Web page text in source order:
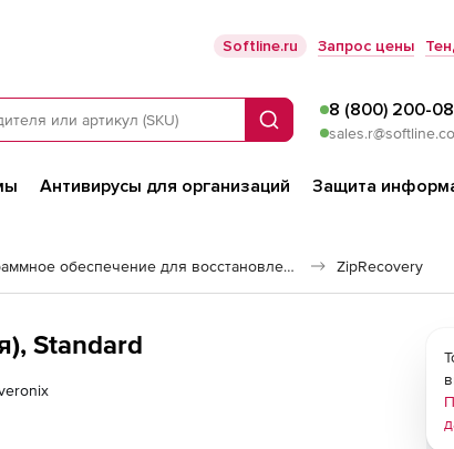
Softline.ru Запрос цены
Поиск
8 (800) 200-
Антивирусы для организаций Защита
Программное обеспечение для восстановления данных ZipRecovery
Standard